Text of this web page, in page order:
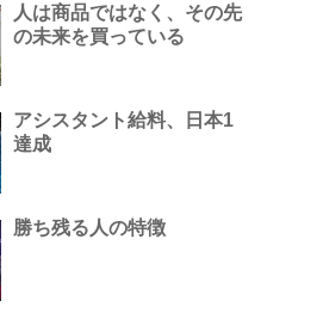
人は商品ではなく、その先
の未来を買っている
アシスタント給料、日本1
達成
勝ち残る人の特徴